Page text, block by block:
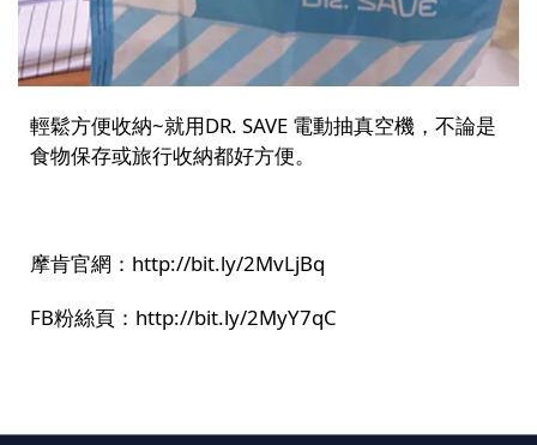
輕鬆方便收納~就用DR. SAVE 電動抽真空機，不論是
食物保存或旅行收納都好方便。
摩肯官網： http://bit.ly/2MvLjBq
FB粉絲頁： http://bit.ly/2MyY7qC